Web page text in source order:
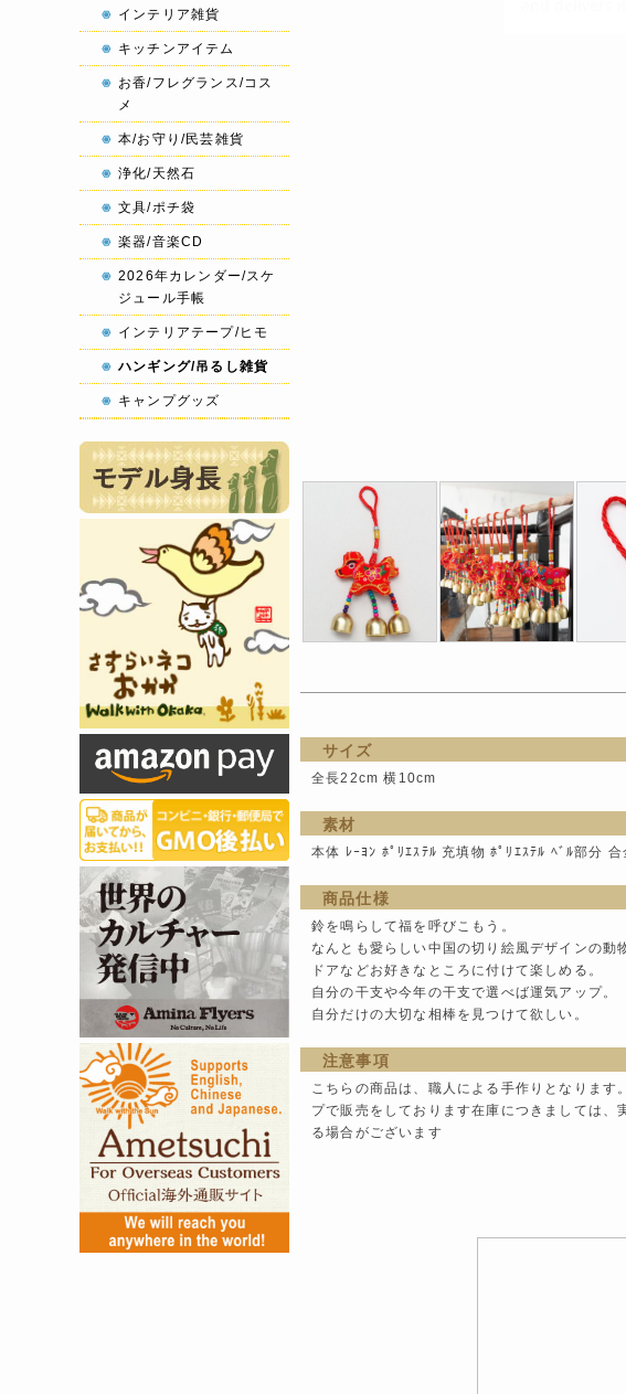
サイズ
全長22cm 横10cm
素材
本体 ﾚｰﾖﾝ ﾎﾟﾘｴｽﾃﾙ 充填物 ﾎﾟﾘｴｽﾃﾙ ﾍﾞﾙ部分 合
商品仕様
鈴を鳴らして福を呼びこもう。
なんとも愛らしい中国の切り絵風デザインの動
ドアなどお好きなところに付けて楽しめる。
自分の干支や今年の干支で選べば運気アップ。
自分だけの大切な相棒を見つけて欲しい。
注意事項
こちらの商品は、職人による手作りとなりま
プで販売をしております在庫につきましては
る場合がございます
インテリア雑貨
キッチンアイテム
お香/フレグランス/コス
メ
本/お守り/民芸雑貨
浄化/天然石
文具/ポチ袋
楽器/音楽CD
2026年カレンダー/スケ
ジュール手帳
インテリアテープ/ヒモ
ハンギング/吊るし雑貨
キャンプグッズ